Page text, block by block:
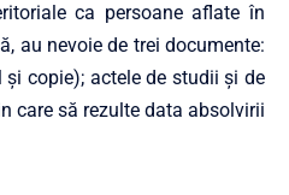
ca persoane aflate în
au nevoie de trei documente:
copie); actele de studii şi de
care să rezulte data absolvirii